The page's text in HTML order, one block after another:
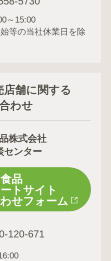
～15:00
等の当社休業日を除
店舗に関する
わせ
株式会社
センター
品
トサイト
せフォーム
120-671